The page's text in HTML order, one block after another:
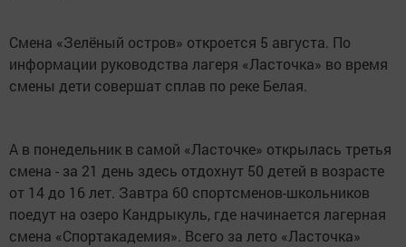
Смена «Зелёный остров» откроется 5 августа. По
информации руководства лагеря «Ласточка» во время
смены дети совершат сплав по реке Белая.
А в понедельник в самой «Ласточке» открылась третья
смена - за 21 день здесь отдохнут 50 детей в возрасте
от 14 до 16 лет. Завтра 60 спортсменов-школьников
поедут на озеро Кандрыкуль, где начинается лагерная
смена «Спортакадемия». Всего за лето «Ласточка»